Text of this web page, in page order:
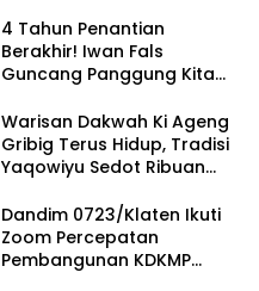
4 Tahun Penantian
Berakhir! Iwan Fals
Guncang Panggung Kita
Ayolah Mulai
Warisan Dakwah Ki Ageng
Gribig Terus Hidup, Tradisi
Yaqowiyu Sedot Ribuan
Dandim 0723/Klaten Ikuti
Zoom Percepatan
Pembangunan KDKMP